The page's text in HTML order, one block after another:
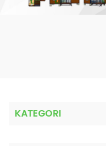
KATEGORI